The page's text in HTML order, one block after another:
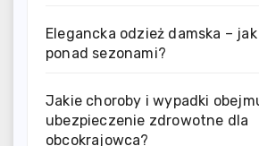
Elegancka odzież damska –
ponad sezonami?
Jakie choroby i wypadki
ubezpieczenie zdrowotne dla
obcokrajowca?